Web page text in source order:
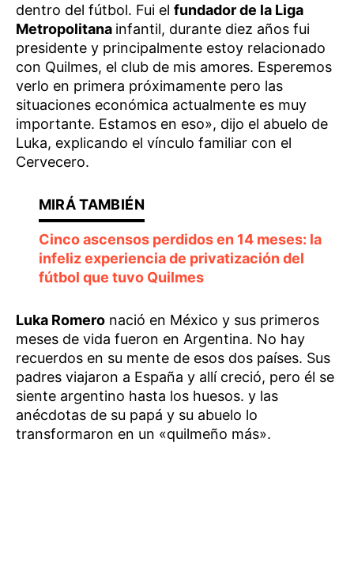
dentro del fútbol. Fui el fundador de la Liga
Metropolitana infantil, durante diez años fui
presidente y principalmente estoy relacionado
con Quilmes, el club de mis amores. Esperemos
verlo en primera próximamente pero las
situaciones económica actualmente es muy
importante. Estamos en eso», dijo el abuelo de
Luka, explicando el vínculo familiar con el
Cervecero.
Cinco ascensos perdidos en 14 meses: la
infeliz experiencia de privatización del
fútbol que tuvo Quilmes
Luka Romero nació en México y sus primeros
meses de vida fueron en Argentina. No hay
recuerdos en su mente de esos dos países. Sus
padres viajaron a España y allí creció, pero él se
siente argentino hasta los huesos. y las
anécdotas de su papá y su abuelo lo
transformaron en un «quilmeño más».